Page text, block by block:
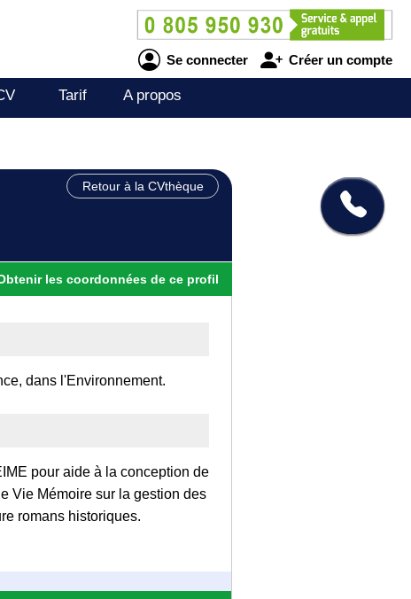
Se connecter Créer un compte
Tarif A propos
Retour à la CVthèque
les coordonnées de ce profil
dans l'Environnement.
pour aide à la conception de
Vie Mémoire sur la gestion des
romans historiques.